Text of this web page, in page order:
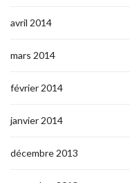
avril 2014
mars 2014
février 2014
janvier 2014
décembre 2013